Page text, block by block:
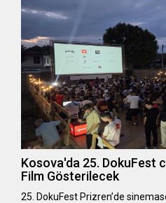
Kosova'da 25. DokuFest
Film Gösterilecek
25. DokuFest Prizren’de